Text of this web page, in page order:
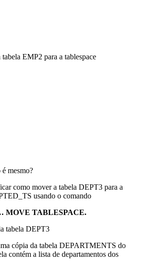
EMP2 para a tablespace
mesmo?
como mover a tabela DEPT3 para a
usando o comando
MOVE TABLESPACE.
tabela DEPT3
cópia da tabela DEPARTMENTS do
contém a lista de departamentos dos